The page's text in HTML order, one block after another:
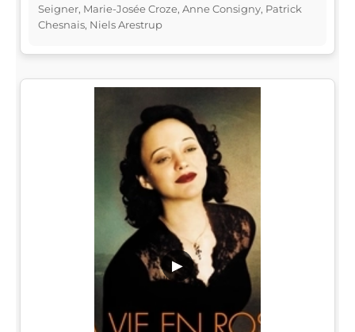
Seigner, Marie-Josée Croze, Anne Consigny, Patrick
Chesnais, Niels Arestrup
▶